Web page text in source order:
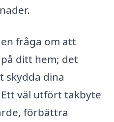
fråga om att
ditt hem; det
skydda dina
väl utfört takbyte
förbättra